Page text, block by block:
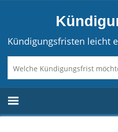
Kündigungsfristen leicht